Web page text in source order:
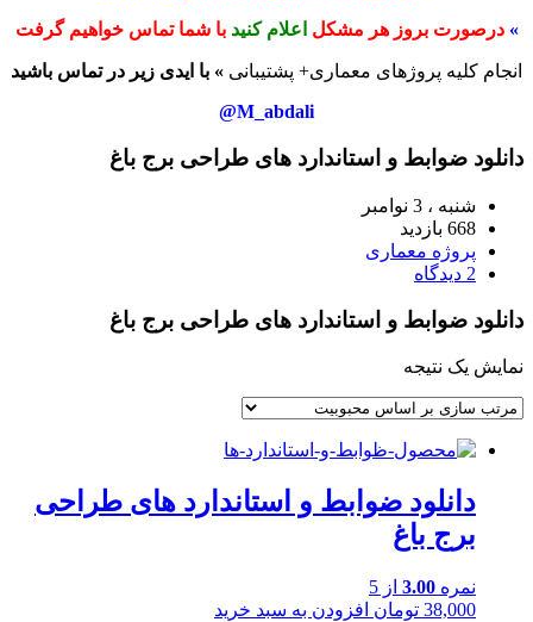
» درصورت بروز هر مشکل اعلام کنید با شما تماس خواهیم گرفت
انجام کلیه پروژهای معماری+ پشتیبانی » با ایدی زیر در تماس باشید
M_abdali@
دانلود ضوابط و استاندارد های طراحی برج باغ
شنبه ، 3 نوامبر
668 بازدید
پروژه معماری
2 دیدگاه
دانلود ضوابط و استاندارد های طراحی برج باغ
نمایش یک نتیجه
دانلود ضوابط و استاندارد های طراحی
برج باغ
نمره 3.00 از 5
38,000 تومان افزودن به سبد خرید